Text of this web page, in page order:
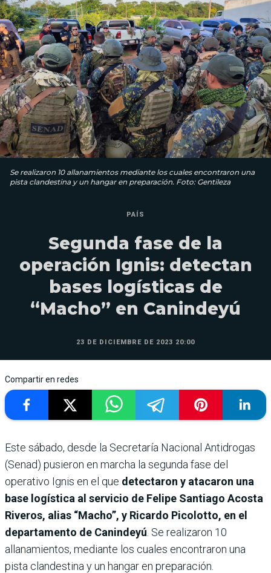
Se realizaron 10 allanamientos mediante los cuales encontraron una
pista clandestina y un hangar en preparación. Foto: Gentileza
PAÍS
Segunda fase de la
operación Ignis: detectan
bases logísticas de
“Macho” en Canindeyú
23 DE DICIEMBRE DE 2023 20:00
Compartir en redes
Este sábado, desde la Secretaría Nacional Antidrogas
(Senad) pusieron en marcha la segunda fase del
operativo Ignis en el que detectaron y atacaron una
base logística al servicio de Felipe Santiago Acosta
Riveros, alias “Macho”, y Ricardo Picolotto, en el
departamento de Canindeyú . Se realizaron 10
allanamientos, mediante los cuales encontraron una
pista clandestina y un hangar en preparación.